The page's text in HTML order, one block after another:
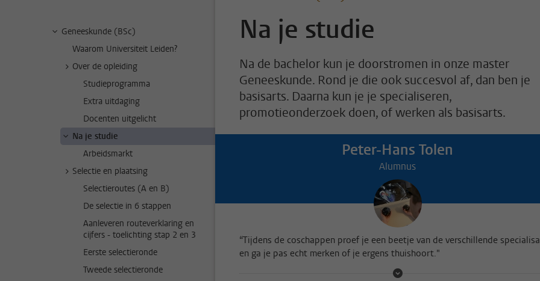
Geneeskunde (BSc)
Waarom Universiteit Leiden?
Over de opleiding
Studieprogramma
Extra uitdaging
Docenten uitgelicht
Na je studie
Arbeidsmarkt
Selectie en plaatsing
Selectieroutes (A en B)
De selectie in 6 stappen
Aanleveren routeverklaring en
cijfers - toelichting stap 2 en 3
Eerste selectieronde
Tweede selectieronde
Na je studie
Na de bachelor kun je doorstromen in onze master
Geneeskunde. Rond je die ook succesvol af, dan ben je
basisarts. Daarna kun je je specialiseren,
promotieonderzoek doen, of werken als basisarts.
Peter-Hans Tolen
Alumnus
“Tijdens de coschappen proef je een beetje van de verschillende
en ga je pas echt merken of je ergens thuishoort."